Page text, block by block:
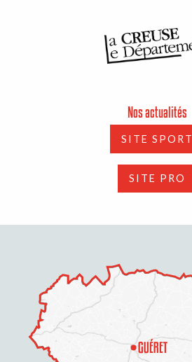
Nos actualités
SITE SPORT
SITE PRO